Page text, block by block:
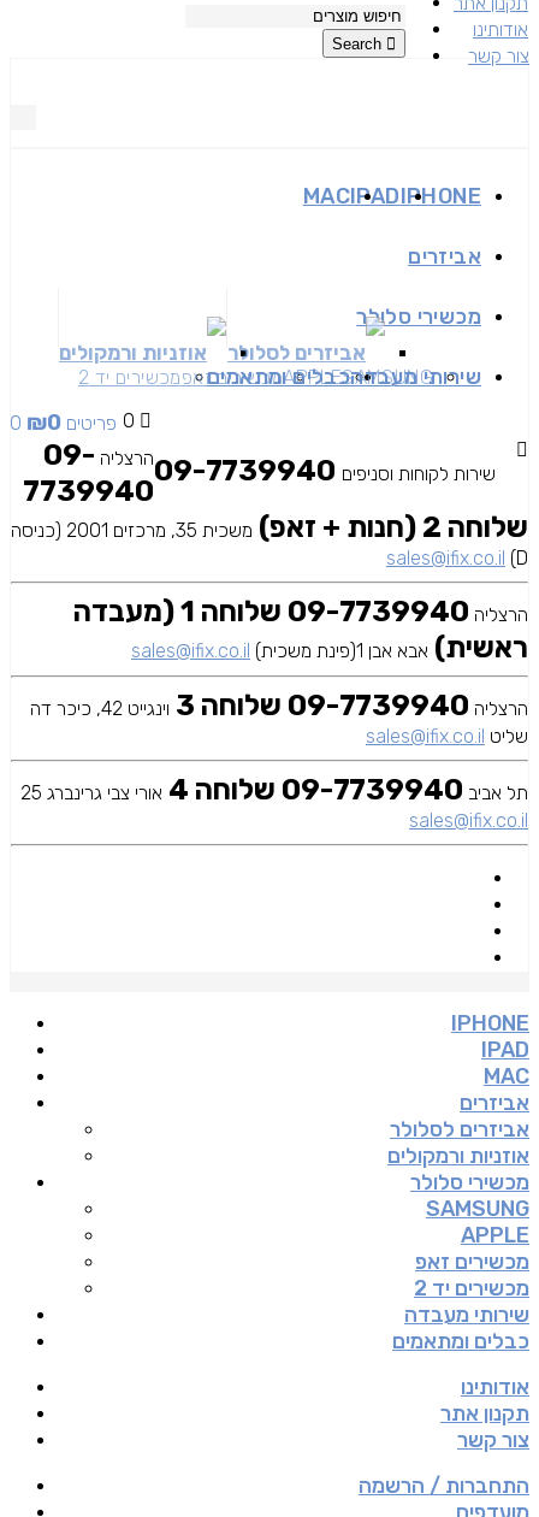
אודותינו
צור קשר
IPHONE
IPAD
MAC
אביזרים
אביזרים לסלולר אוזניות ורמקולים
מכשירי סלולר
SAMSUNG
APPLEמכשירים זאפמכשירים יד 2 שירותי מעבדהכבלים ומתאמים
0 0 פריטים ₪0
Search
שירות לקוחות וסניפים
הרצליה 09-
7739940
שלוחה 2 (חנות + זאפ)
משכית 35, מרכזים 2001 (כניסה
D)
sales@ifix.co.il
הרצליה
09-7739940 שלוחה 1 (מעבדה
ראשית) אבא אבן 1(פינת משכית) sales@ifix.co.il
הרצליה 09-7739940 שלוחה 3
וינגייט 42, כיכר דה
שליט sales@ifix.co.il
תל אביב 09-7739940 שלוחה 4
אורי צבי גרינברג 25
sales@ifix.co.il
IPHONE
IPAD
MAC
אביזרים
אביזרים לסלולר
אוזניות ורמקולים
מכשירי סלולר
SAMSUNG
APPLE
מכשירים זאפ
מכשירים יד 2
שירותי מעבדה
כבלים ומתאמים
אודותינו
תקנון אתר
צור קשר
התחברות / הרשמה